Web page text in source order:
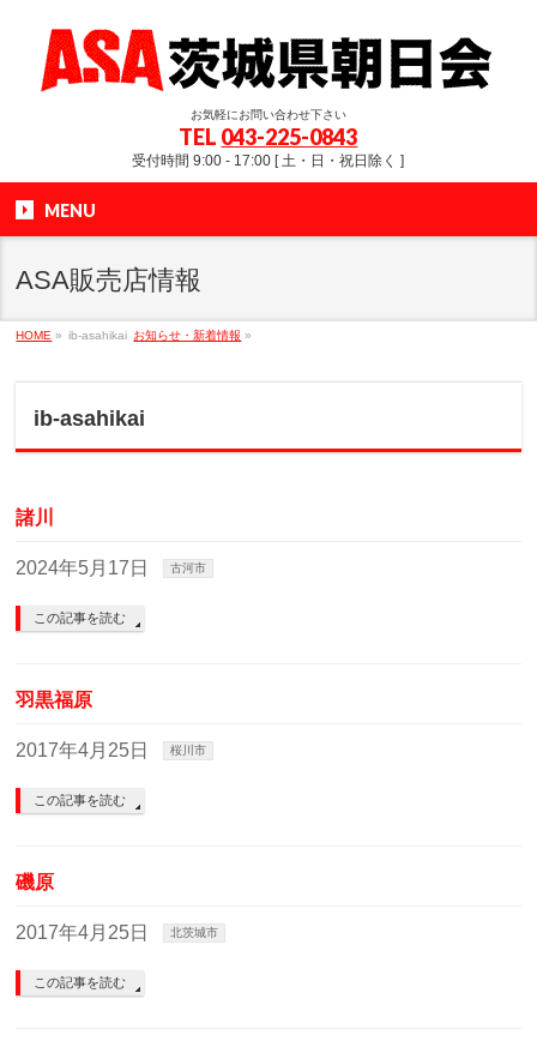
お気軽にお問い合わせ下さい
TEL 043-225-0843
受付時間 9:00 - 17:00 [ 土・日・祝日除く ]
MENU
ASA販売店情報
HOME » ib-asahikai お知らせ・新着情報 »
ib-asahikai
諸川
2024年5月17日 古河市
この記事を読む
羽黒福原
2017年4月25日 桜川市
この記事を読む
磯原
2017年4月25日 北茨城市
この記事を読む